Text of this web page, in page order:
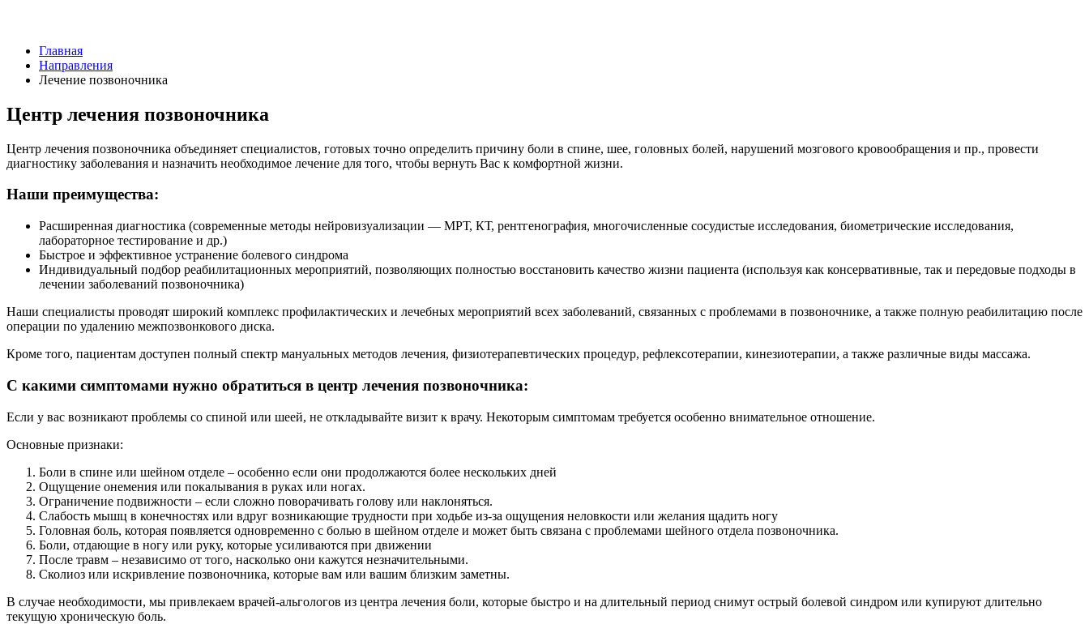
Главная
Направления
Лечение позвоночника
Центр лечения позвоночника
Центр лечения позвоночника объединяет специалистов, готовых точно определить причину боли в спине, шее, головных болей, нарушений мозгового кровообращения и пр., провести
диагностику заболевания и назначить необходимое лечение для того, чтобы вернуть Вас к комфортной жизни.
Наши преимущества:
Расширенная диагностика (современные методы нейровизуализации — МРТ, КТ, рентгенография, многочисленные сосудистые исследования, биометрические исследования,
лабораторное тестирование и др.)
Быстрое и эффективное устранение болевого синдрома
Индивидуальный подбор реабилитационных мероприятий, позволяющих полностью восстановить качество жизни пациента (используя как консервативные, так и передовые подходы в
лечении заболеваний позвоночника)
Наши специалисты проводят широкий комплекс профилактических и лечебных мероприятий всех заболеваний, связанных с проблемами в позвоночнике, а также полную реабилитацию после
операции по удалению межпозвонкового диска.
Кроме того, пациентам доступен полный спектр мануальных методов лечения, физиотерапевтических процедур, рефлексотерапии, кинезиотерапии, а также различные виды массажа.
С какими симптомами нужно обратиться в центр лечения позвоночника:
Если у вас возникают проблемы со спиной или шеей, не откладывайте визит к врачу. Некоторым симптомам требуется особенно внимательное отношение.
Основные признаки:
Боли в спине или шейном отделе – особенно если они продолжаются более нескольких дней
Ощущение онемения или покалывания в руках или ногах.
Ограничение подвижности – если сложно поворачивать голову или наклоняться.
Слабость мышц в конечностях или вдруг возникающие трудности при ходьбе из-за ощущения неловкости или желания щадить ногу
Головная боль, которая появляется одновременно с болью в шейном отделе и может быть связана с проблемами шейного отдела позвоночника.
Боли, отдающие в ногу или руку, которые усиливаются при движении
После травм – независимо от того, насколько они кажутся незначительными.
Сколиоз или искривление позвоночника, которые вам или вашим близким заметны.
В случае необходимости, мы привлекаем врачей-альгологов из центра лечения боли, которые быстро и на длительный период снимут острый болевой синдром или купируют длительно
текущую хроническую боль.